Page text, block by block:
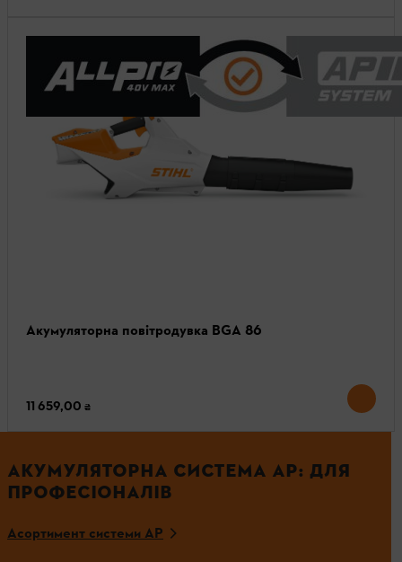
Акумуляторна повітродувка BGA 86
11 659,00 ₴
АКУМУЛЯТОРНА СИСТЕМА AP: ДЛЯ
ПРОФЕСІОНАЛІВ
Асортимент системи AР